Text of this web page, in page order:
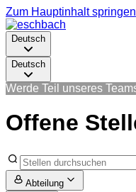
Zum Hauptinhalt springen
Deutsch
Deutsch
Werde Teil unseres
Offene
Abteilung